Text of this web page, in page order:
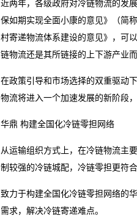
近两年，各级政府对冷链物流的发
保如期实现全面小康的意见》（简
村寄递物流体系建设的意见》，可
链物流还是其所链接的上下游产业
在政策引导和市场选择的双重驱动
物流将进入一个加速发展的新阶段
华鼎 构建全国化冷链零担网络
从运输组织方式上，在冷链物流主
制较强的冷链城配，冷链零担更符
致力于构建全国化冷链零担网络的
需求，解决冷链寄递难点。